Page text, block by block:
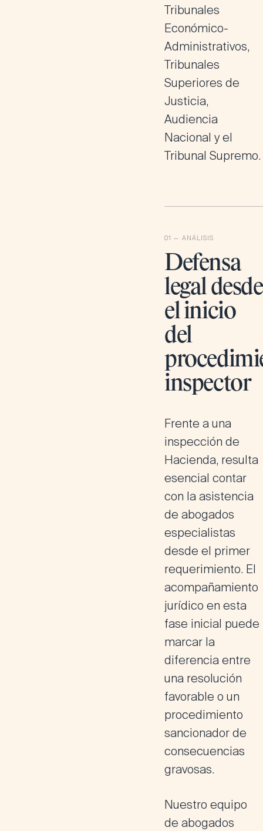
Tribunales
Económico-
Administrativos,
Tribunales
Superiores de
Justicia,
Audiencia
Nacional y el
Tribunal Supremo.
Defensa
legal desde
el inicio
del
inspector
Frente a una
inspección de
Hacienda, resulta
esencial contar
con la asistencia
de abogados
especialistas
desde el primer
requerimiento. El
acompañamiento
jurídico en esta
fase inicial puede
marcar la
diferencia entre
una resolución
favorable o un
procedimiento
sancionador de
consecuencias
gravosas.
Nuestro equipo
de abogados